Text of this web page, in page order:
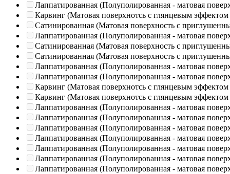
Лаппатированная (Полуполированная - матовая
Карвинг (Матовая поверхнотсь с глянцевым эффектом
Сатинированная (Матовая поверхность с
Лаппатированная (Полуполированная - матовая
Сатинированная (Матовая поверхность с
Сатинированная (Матовая поверхность с
Лаппатированная (Полуполированная - матовая
Лаппатированная (Полуполированная - матовая
Карвинг (Матовая поверхнотсь с глянцевым эффектом
Карвинг (Матовая поверхнотсь с глянцевым эффектом
Лаппатированная (Полуполированная - матовая
Лаппатированная (Полуполированная - матовая
Лаппатированная (Полуполированная - матовая
Лаппатированная (Полуполированная - матовая
Лаппатированная (Полуполированная - матовая
Лаппатированная (Полуполированная - матовая
Лаппатированная (Полуполированная - матовая